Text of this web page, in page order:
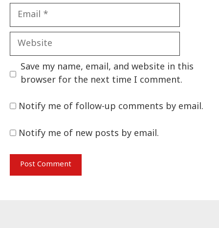
Email
Website
Save my name, email, and website in this
browser for the next time I comment.
Notify me of follow-up comments by email.
Notify me of new posts by email.